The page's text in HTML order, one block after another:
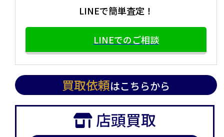
LINEで簡単査定！
LINEでのご相談
買取依頼はこちらから
店頭買取